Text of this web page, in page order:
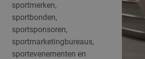
sportmerken,
sportbonden,
sportsponsoren,
sportmarketingbureaus,
sportevenementen en